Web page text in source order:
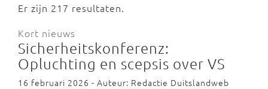
Er zijn 217 resultaten.
Kort nieuws
Sicherheitskonferenz:
Opluchting en scepsis over VS
16 februari 2026 - Auteur: Redactie Duitslandweb